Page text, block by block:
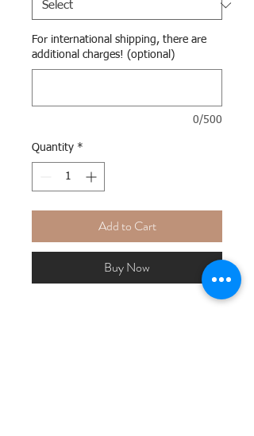
For international shipping, there are
additional charges! (optional)
0/500
Quantity *
Add to Cart
Buy Now